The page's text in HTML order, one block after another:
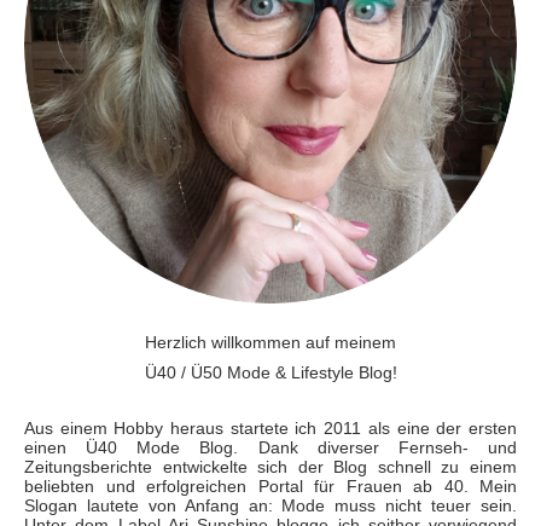
Herzlich willkommen auf meinem
Ü40 / Ü50 Mode & Lifestyle Blog!
Aus einem Hobby heraus startete ich 2011 als eine der ersten
einen Ü40 Mode Blog. Dank diverser Fernseh- und
Zeitungsberichte entwickelte sich der Blog schnell zu einem
beliebten und erfolgreichen Portal für Frauen ab 40. Mein
Slogan lautete von Anfang an: Mode muss nicht teuer sein.